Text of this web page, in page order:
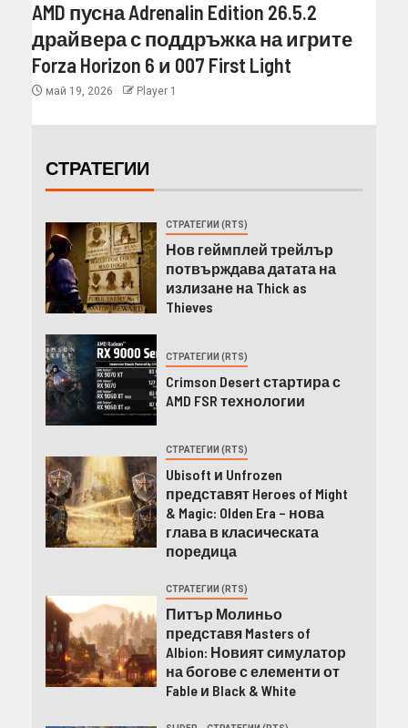
AMD пусна Adrenalin Edition 26.5.2
драйвера с поддръжка на игрите
Forza Horizon 6 и 007 First Light
май 19, 2026 Player 1
СТРАТЕГИИ
СТРАТЕГИИ (RTS)
Нов геймплей трейлър
потвърждава датата на
излизане на Thick as
Thieves
СТРАТЕГИИ (RTS)
Crimson Desert стартира с
AMD FSR технологии
СТРАТЕГИИ (RTS)
Ubisoft и Unfrozen
представят Heroes of Might
& Magic: Olden Era – нова
глава в класическата
поредица
СТРАТЕГИИ (RTS)
Питър Молиньо
представя Masters of
Albion: Новият симулатор
на богове с елементи от
Fable и Black & White